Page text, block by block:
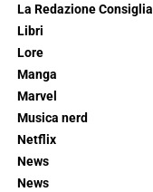
La Redazione Consiglia
Libri
Lore
Manga
Marvel
Musica nerd
Netflix
News
News